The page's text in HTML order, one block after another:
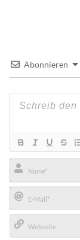
Abonnieren
Name*
E-
Mail*